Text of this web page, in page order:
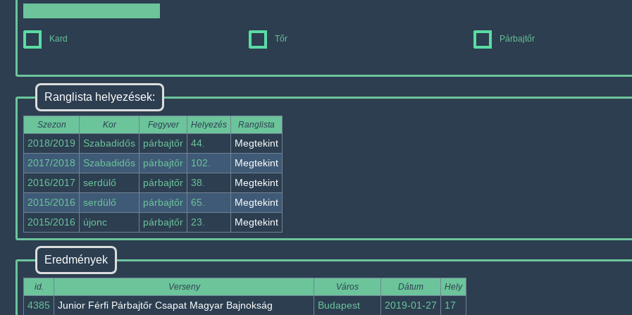
Kard Tőr Párbajtőr
Ranglista helyezések:
Szezon Kor Fegyver Helyezés Ranglista
2018/2019 Szabadidős párbajtőr 44.
Megtekint
2017/2018
Szabadidős párbajtőr 102.
Megtekint
2016/2017
serdülő párbajtőr 38.
Megtekint
2015/2016
serdülő párbajtőr 65.
Megtekint
2015/2016
újonc párbajtőr 23. Megtekint
Eredmények
id. Verseny Város Dátum Hely
4385 Junior Férfi Párbajtőr Csapat Magyar Bajnokság Budapest 2019-01-27
17